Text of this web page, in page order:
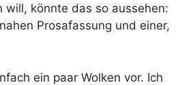
will, könnte das so aussehen:
Prosafassung und einer,
ein paar Wolken vor. Ich